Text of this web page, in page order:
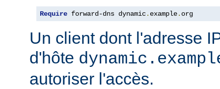
Require forward-dns dynamic. example. org
Un client dont l'adresse
d'hôte
autoriser l'accès.